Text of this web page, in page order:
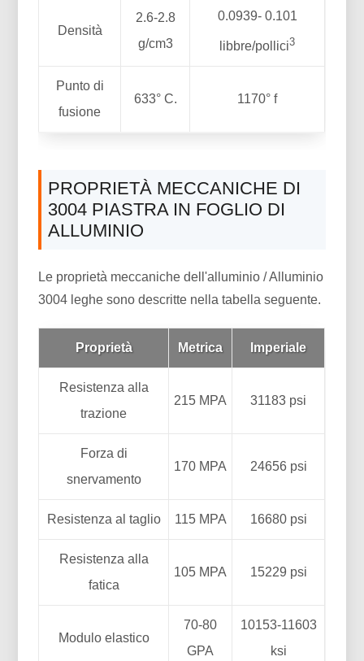
Densità
2.6-2.8
g/cm3
0.0939- 0.101
libbre/pollici3
Punto di
fusione
633° C. 1170° f
PROPRIETÀ MECCANICHE DI
3004 PIASTRA IN FOGLIO DI
ALLUMINIO
Le proprietà meccaniche dell'alluminio / Alluminio
3004 leghe sono descritte nella tabella seguente.
Proprietà Metrica Imperiale
Resistenza alla
trazione
215 MPA 31183 psi
Forza di
snervamento
170 MPA 24656 psi
Resistenza al taglio 115 MPA 16680 psi
Resistenza alla
fatica
105 MPA 15229 psi
Modulo elastico
70-80
GPA
10153-11603
ksi